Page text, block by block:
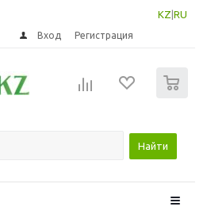
KZ RU
Вход Регистрация
Найти